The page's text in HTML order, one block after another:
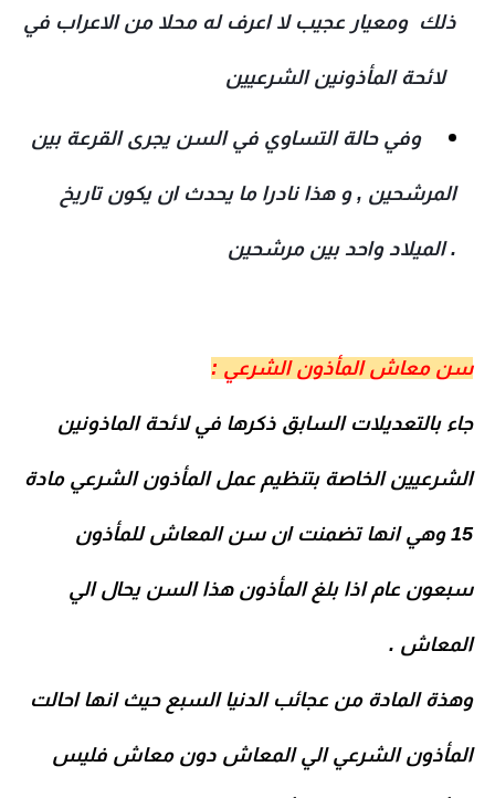
ذلك ومعيار عجيب لا اعرف له محلا من الاعراب في
لائحة المأذونين الشرعيين
وفي حالة التساوي في السن يجرى القرعة بين
المرشحين , و هذا نادرا ما يحدث ان يكون تاريخ
الميلاد واحد بين مرشحين .
سن معاش المأذون الشرعي :
جاء بالتعديلات السابق ذكرها في لائحة الماذونين
الشرعيين الخاصة بتنظيم عمل المأذون الشرعي مادة
15 وهي انها تضمنت ان سن المعاش للمأذون
سبعون عام اذا بلغ المأذون هذا السن يحال الي
المعاش .
وهذة المادة من عجائب الدنيا السبع حيث انها احالت
المأذون الشرعي الي المعاش دون معاش فليس